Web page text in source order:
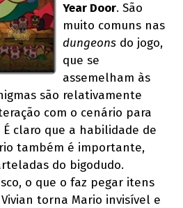
Year Door. São
muito comuns nas
dungeons do jogo,
que se
assemelham às
são relativamente
com o cenário para
claro que a habilidade de
também é importante,
do bigodudo.
o que o faz pegar itens
torna Mario invisível e